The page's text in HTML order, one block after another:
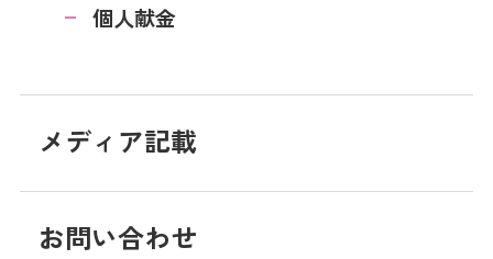
個人献金
メディア記載
お問い合わせ